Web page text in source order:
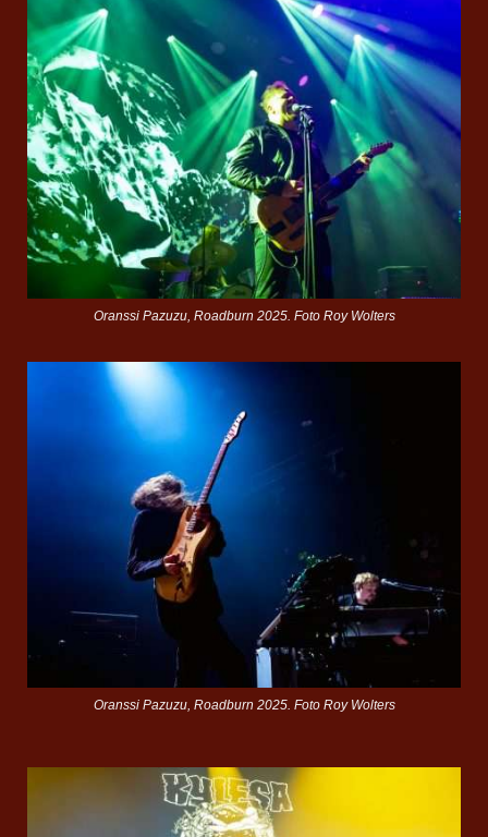
Oranssi Pazuzu, Roadburn 2025. Foto Roy Wolters
Oranssi Pazuzu, Roadburn 2025. Foto Roy Wolters